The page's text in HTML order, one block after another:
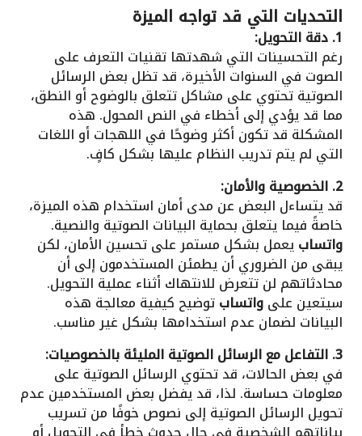
التحديات التي قد تواجه الميزة
1. دقة التحويل:
رغم التحسينات التي شهدتها تقنيات التعرف على
الصوت في السنوات الأخيرة، قد تظل بعض الرسائل
الصوتية تحتوي على مشاكل تتعلق بالوضوح أو النطق،
مما قد يؤدي إلى أخطاء في النص المحول. هذه
المشكلة قد تكون أكثر وضوحًا في اللهجات أو اللغات
التي لم يتم تدريب النظام عليها بشكل كافٍ.
2. الخصوصية والأمان:
قد يتساءل البعض عن مدى أمان استخدام هذه الميزة،
خاصةً فيما يتعلق بحماية البيانات الصوتية والنصية.
واتسابيعمل بشكل مستمر على تحسين الأمان، لكن
يبقى من الضروري أن يطمئن المستخدمون إلى أن
محادثاتهم لن تتعرض للانتهاك أثناء عملية التحويل.
سيتعين علىواتسابتوضيح كيفية معالجة هذه
البيانات لضمان عدم استخدامها بشكل غير مناسب.
3. التفاعل مع الرسائل الصوتية المليئة بالخصوصيات:
في بعض الحالات، قد تحتوي الرسائل الصوتية على
معلومات حساسة. لذا، قد يفضل بعض المستخدمين عدم
تحويل الرسائل الصوتية إلى نصوص خوفًا من تسريب